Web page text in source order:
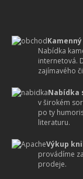
Nabídka
internetová.
zajímavého
Nabídka
v širokém
po ty
literaturu.
Výkup
provádíme
prodeje.